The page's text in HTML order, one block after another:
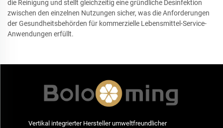
die Reinigung und stellt gleichzeitig eine gründliche Desinfektion
zwischen den einzelnen Nutzungen sicher, was die Anforderungen
der Gesundheitsbehörden für kommerzielle Lebensmittel-Service-
Anwendungen erfüllt.
Vertikal integrierter Hersteller umweltfreundlicher